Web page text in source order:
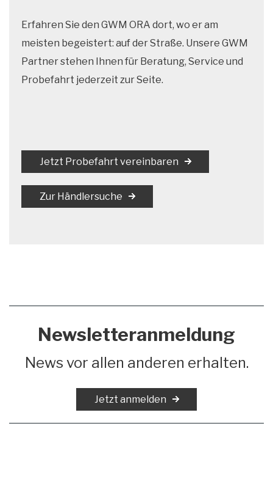
Erfahren Sie den GWM ORA dort, wo er am
meisten begeistert: auf der Straße. Unsere GWM
Partner stehen Ihnen für Beratung, Service und
Probefahrt jederzeit zur Seite.
Jetzt Probefahrt vereinbaren
Zur Händlersuche
Newsletteranmeldung
News vor allen anderen erhalten.
Jetzt anmelden